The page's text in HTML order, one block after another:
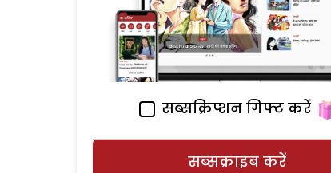
सब्सक्रिप्शन गिफ्ट करें
सब्सक्राइब करें